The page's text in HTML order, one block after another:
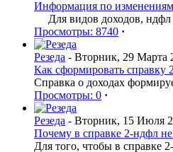
Информация по
Для видов доходов, ндфл
Просмотры: 8740 ·
Резеда - Вторник, 29 Марта
Как сформировать
Справка о доходах
Просмотры: 0 ·
Резеда - Вторник, 15 Июля
Почему в справке 2-ндфл не
Для того, чтобы в справке